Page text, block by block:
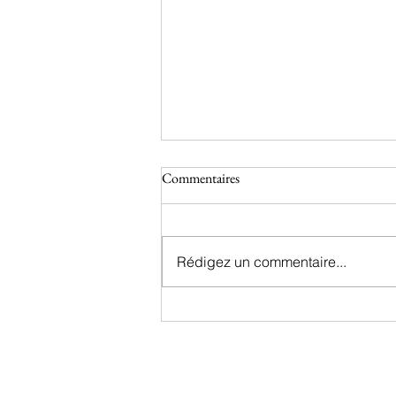
Commentaires
Rédigez un commentaire...